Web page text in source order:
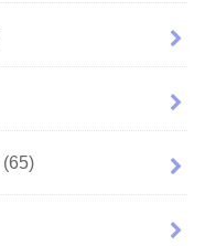
(65)